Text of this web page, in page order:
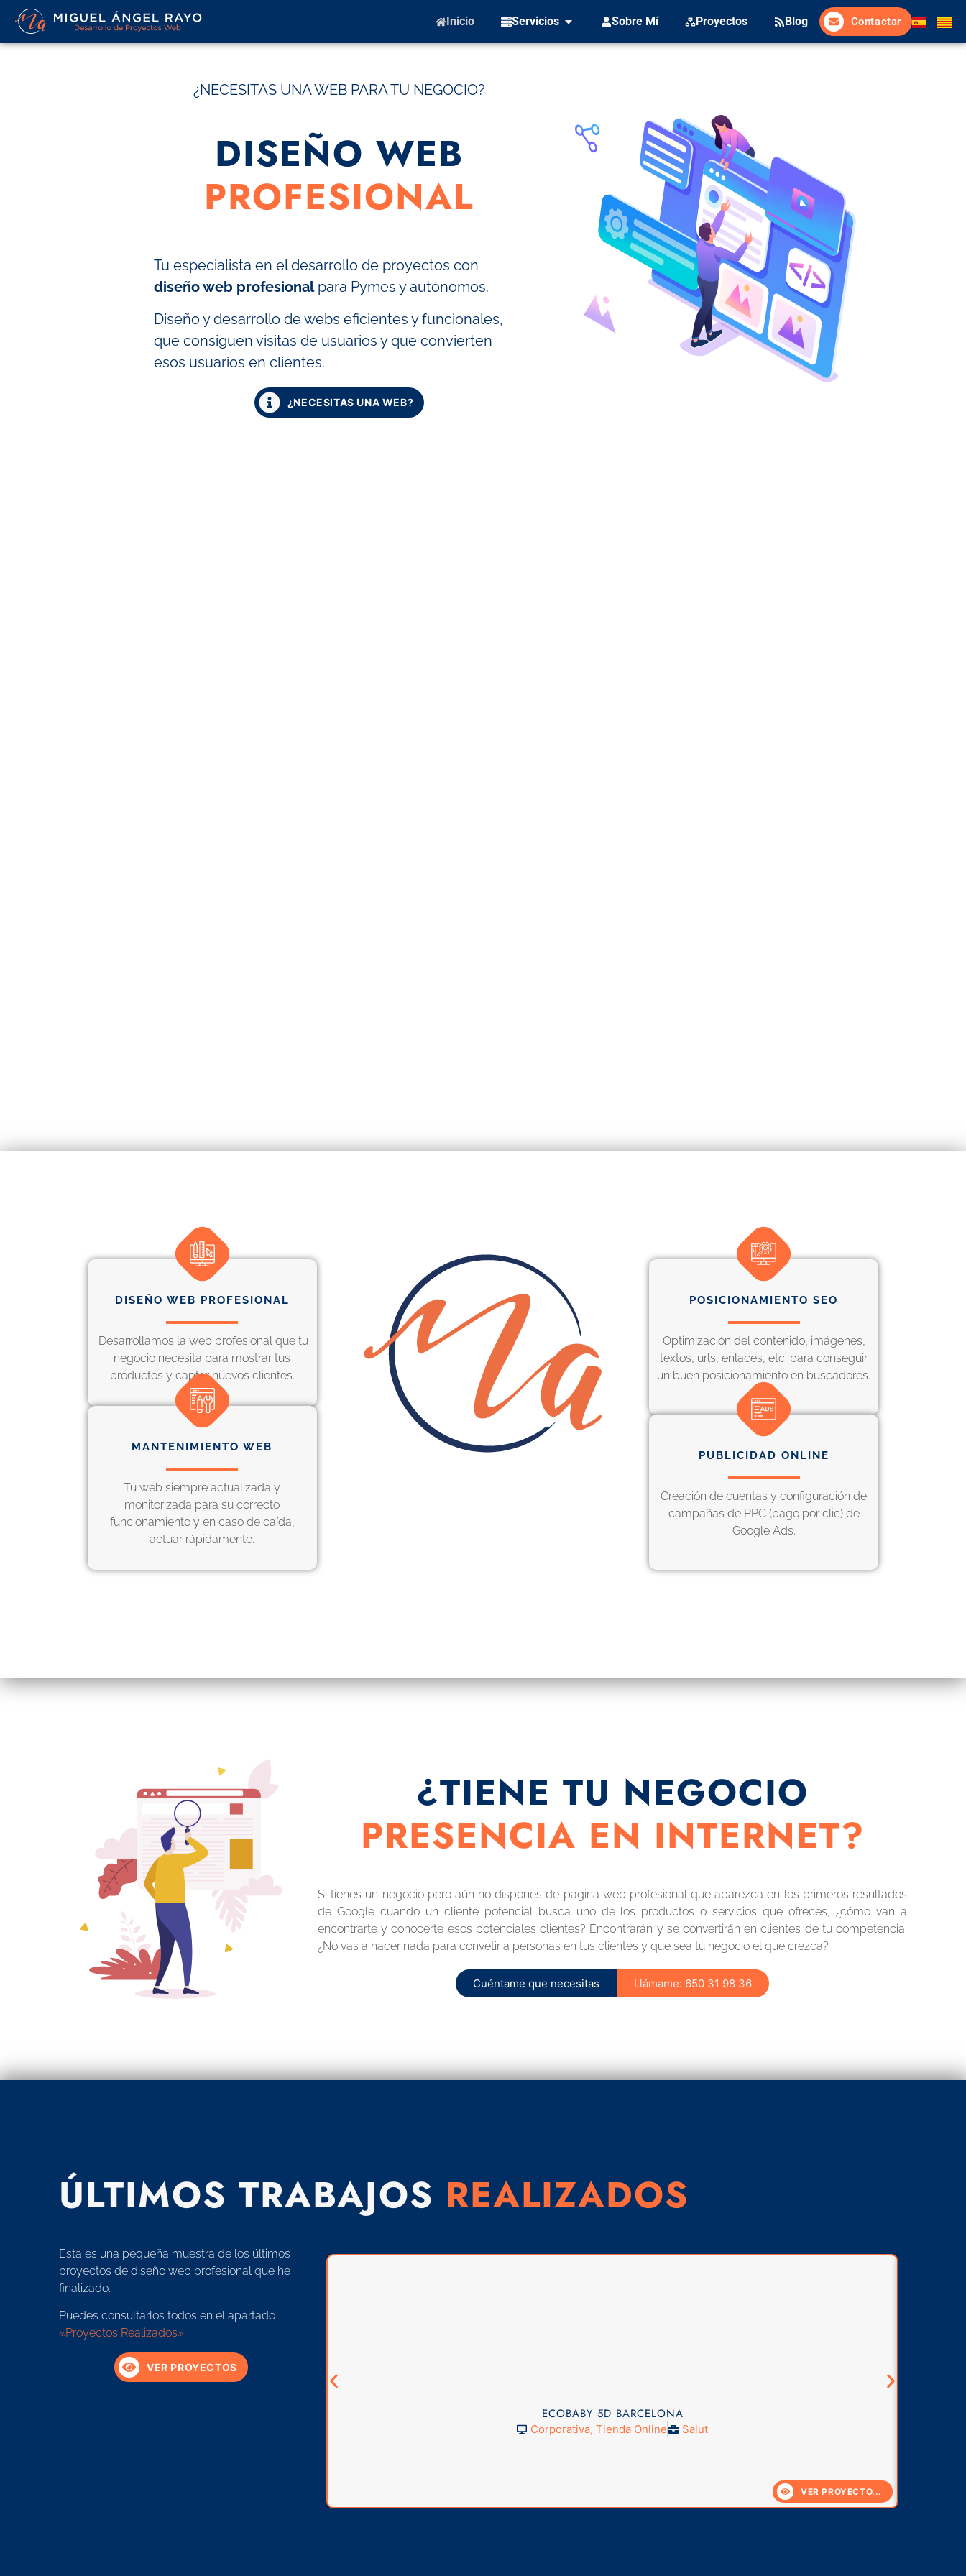
Inicio Servicios Sobre Mí Proyectos Blog Contactar
¿NECESITAS UNA WEB PARA TU NEGOCIO?
DISEÑO WEB
PROFESIONAL
Tu especialista en el desarrollo de proyectos con
diseño web profesionalpara Pymes y autónomos.
Diseño y desarrollo de webs eficientes y funcionales,
que consiguen visitas de usuarios y que convierten
esos usuarios en clientes.
¿NECESITAS UNA WEB?
DISEÑO WEB PROFESIONAL
Desarrollamos la web profesional que tu
negocio necesita para mostrar tus
productos y captar nuevos clientes.
MANTENIMIENTO WEB
Tu web siempre actualizada y
monitorizada para su correcto
funcionamiento y en caso de caída,
actuar rápidamente.
POSICIONAMIENTO SEO
Optimización del contenido, imágenes,
textos, urls, enlaces, etc. para conseguir
un buen posicionamiento en buscadores.
PUBLICIDAD ONLINE
Creación de cuentas y configuración de
campañas de PPC (pago por clic) de
Google Ads.
¿TIENE TU NEGOCIO
PRESENCIA EN INTERNET?
Si tienes un negocio pero aún no dispones de página web profesional que aparezca en los primeros resultados
de Google cuando un cliente potencial busca uno de los productos o servicios que ofreces, ¿cómo van a
encontrarte y conocerte esos potenciales clientes? Encontrarán y se convertirán en clientes de tu competencia.
¿No vas a hacer nada para convetir a personas en tus clientes y que sea tu negocio el que crezca?
Cuéntame que necesitas Llámame: 650 31 98 36
ÚLTIMOS TRABAJOS REALIZADOS
Esta es una pequeña muestra de los últimos
proyectos de diseño web profesional que he
finalizado.
Puedes consultarlos todos en el apartado
«Proyectos Realizados».
VER PROYECTOS
ECOBABY 5D BARCELONA
Corporativa, Tienda Online Salut
VER PROYECTO...